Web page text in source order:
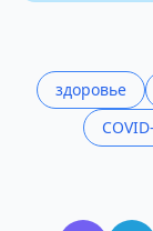
здоровье